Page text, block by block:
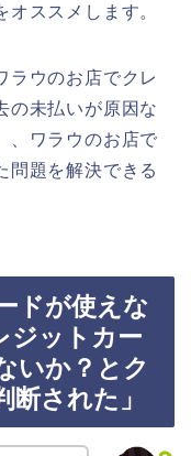
ススメします。
ラウのお店でクレ
の未払いが原因な
、ワラウのお店で
問題を解決できる
ドが使えな
ジットカー
いか？とク
された」